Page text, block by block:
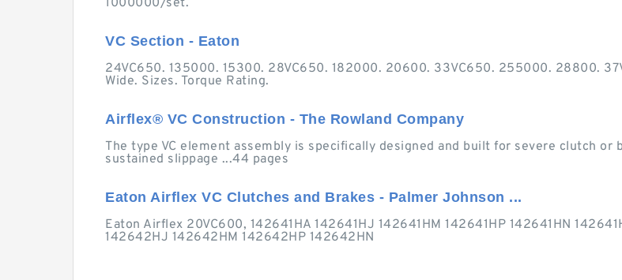
1000000/set.
VC Section - Eaton
24VC650. 135000. 15300. 28VC650. 182000. 20600. 33VC650. 255000. 28800.
Wide. Sizes. Torque Rating.
Airflex® VC Construction - The Rowland Company
The type VC element assembly is specifically designed and built for severe clutch or
sustained slippage ...44 pages
Eaton Airflex VC Clutches and Brakes - Palmer Johnson ...
Eaton Airflex 20VC600, 142641HA 142641HJ 142641HM 142641HP 142641HN
142642HJ 142642HM 142642HP 142642HN